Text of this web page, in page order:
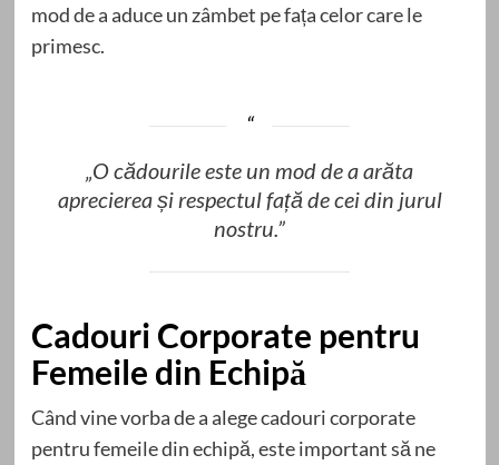
mod de a aduce un zâmbet pe fața celor care le
primesc.
„O cădourile este un mod de a arăta
aprecierea și respectul față de cei din jurul
nostru.”
Cadouri Corporate pentru
Femeile din Echipă
Când vine vorba de a alege cadouri corporate
pentru femeile din echipă, este important să ne